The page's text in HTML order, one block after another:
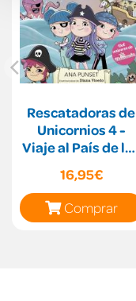
Rescatadoras de
Unicornios 4 -
Viaje al País de los
16,95€
Comprar